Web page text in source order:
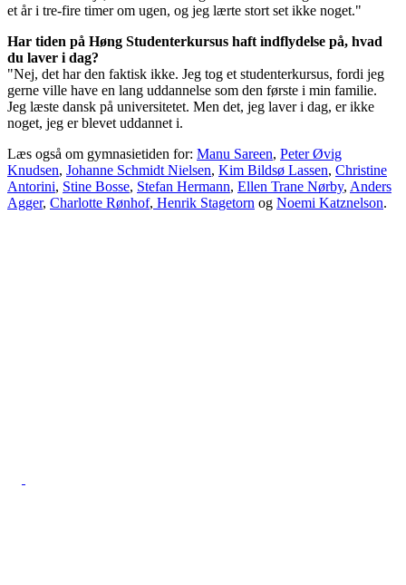
et år i tre-fire timer om ugen, og jeg lærte stort set ikke noget."
Har tiden på Høng Studenterkursus haft indflydelse på, hvad
du laver i dag?
"Nej, det har den faktisk ikke. Jeg tog et studenterkursus, fordi jeg
gerne ville have en lang uddannelse som den første i min familie.
Jeg læste dansk på universitetet. Men det, jeg laver i dag, er ikke
noget, jeg er blevet uddannet i.
Læs også om gymnasietiden for: Manu Sareen, Peter Øvig
Knudsen, Johanne Schmidt Nielsen, Kim Bildsø Lassen, Christine
Antorini, Stine Bosse, Stefan Hermann, Ellen Trane Nørby, Anders
Agger, Charlotte Rønhof, Henrik Stagetorn og Noemi Katznelson.